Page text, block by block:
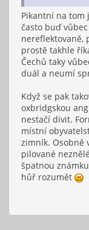
Pikantní na tom
často buď
nereflektovaně,
prostě takhle
Čechů taky
duál a neumí
Když se pak
oxbridgskou
nestačí divit.
místní
zimník. Osobně
pilované
špatnou
hůř rozumět